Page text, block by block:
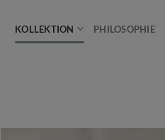
KOLLEKTION PHILOSOPHIE